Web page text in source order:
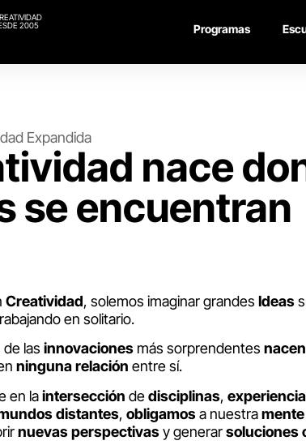
2005
Programas
Expandida
nace
se encuentran
Creatividad, solemos imaginar grandes Ideas
en solitario.
las innovaciones más sorprendentes nacen
ningunarelación entre sí.
en laintersección dedisciplinas,
distantes, obligamosa nuestramente
nuevasperspectivasy generarsoluciones